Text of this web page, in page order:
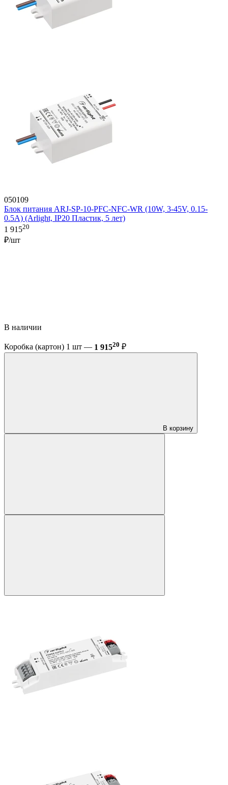
050109
Блок питания ARJ-SP-10-PFC-NFC-WR (10W, 3-45V, 0.15-
0.5A) (Arlight, IP20 Пластик, 5 лет)
1 91520
₽/шт
В наличии
Коробка (картон) 1 шт — 1 91520 ₽
В корзину